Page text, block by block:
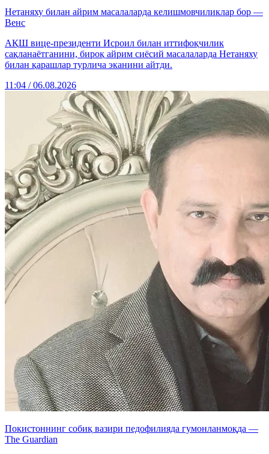
Нетаняху билан айрим масалаларда келишмовчиликлар бор —
Венс
АҚШ вице-президенти Исроил билан иттифоқчилик
сақланаётганини, бироқ айрим сиёсий масалаларда Нетаняху
билан қарашлар турлича эканини айтди.
11:04 / 06.08.2026
Покистоннинг собиқ вазири педофилияда гумонланмоқда —
The Guardian